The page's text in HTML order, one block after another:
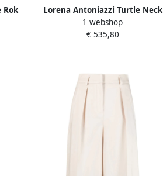
Rok
Lorena Antoniazzi Turtle Neck
Gebreide Trui Beige Dames
1 webshop
€ 535,80